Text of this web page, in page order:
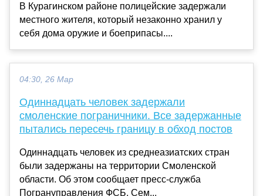
В Курагинском районе полицейские задержали
местного жителя, который незаконно хранил у
себя дома оружие и боеприпасы....
04:30, 26 Мар
Одиннадцать человек задержали
смоленские пограничники. Все задержанные
пытались пересечь границу в обход постов
Одиннадцать человек из среднеазиатских стран
были задержаны на территории Смоленской
области. Об этом сообщает пресс-служба
Погрануправления ФСБ. Сем...